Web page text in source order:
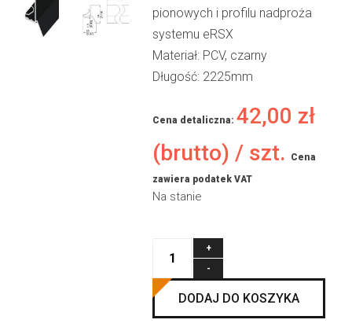
pionowych i profilu nadproża
systemu eRSX
Materiał: PCV, czarny
Długość: 2225mm
Cena detaliczna:42,00 zł
(brutto) / szt.
Cena
zawiera podatek VAT
Na stanie
uszczelka
DODAJ DO KOSZYKA